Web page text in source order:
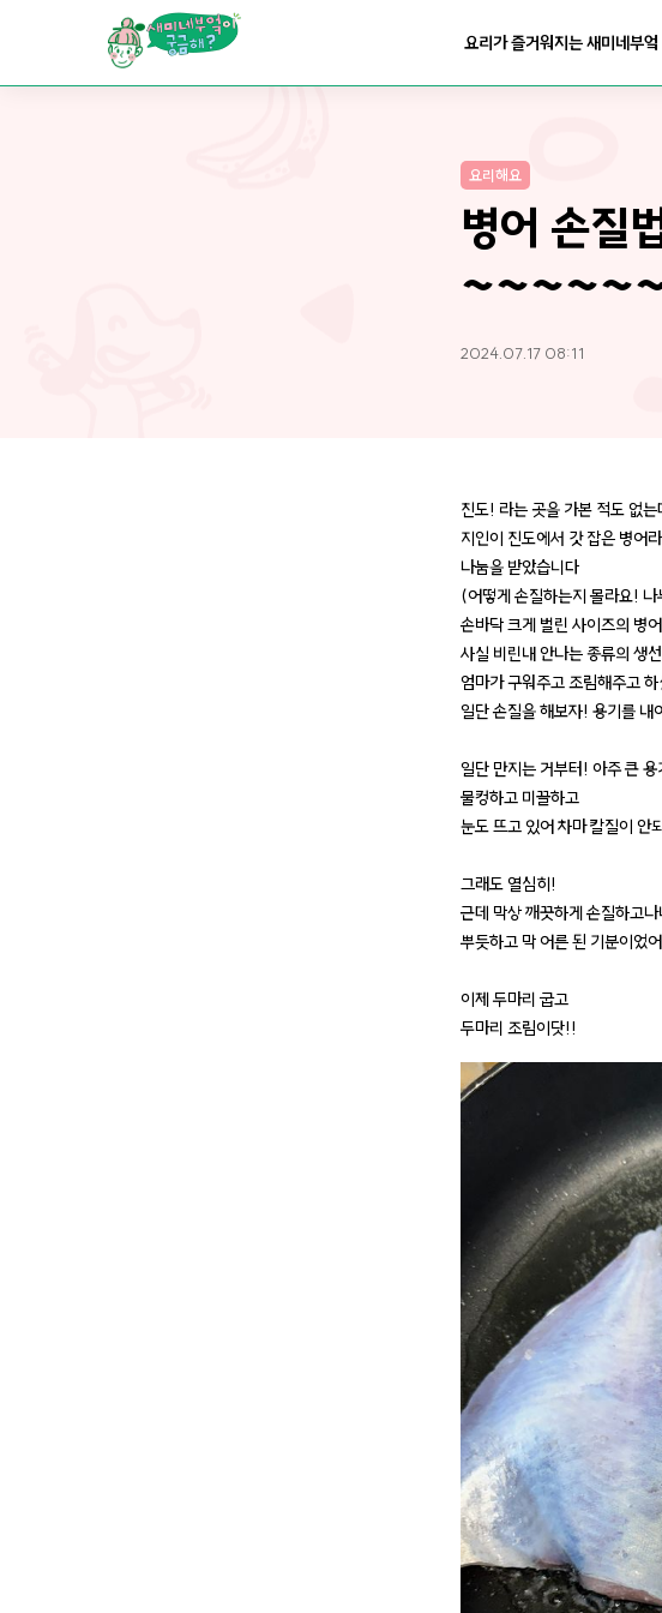
요리가 즐거워지는 새미네부엌
요리해요
병어 손질
2024.07.17 08:11
진도! 라는 곳을 가본 적도 없는
지인이 진도에서 갓 잡은 병어
나눔을 받았습니다
(어떻게 손질하는지 몰라요!
손바닥 크게 벌린 사이즈의 병
사실 비린내 안나는 종류의 생
엄마가 구워주고 조림해주고 하
일단 손질을 해보자! 용기를 내
일단 만지는 거부터! 아주 큰
물컹하고 미끌하고
눈도 뜨고 있어 차마 칼질이 안
그래도 열심히!
근데 막상 깨끗하게 손질하고나
뿌듯하고 막 어른 된 기분이었
이제 두마리 굽고
두마리 조림이닷!!